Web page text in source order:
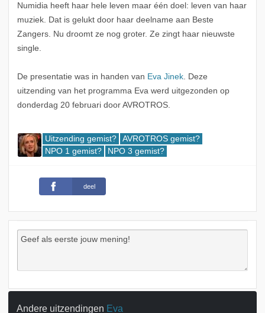
Numidia heeft haar hele leven maar één doel: leven van haar
muziek. Dat is gelukt door haar deelname aan Beste
Zangers. Nu droomt ze nog groter. Ze zingt haar nieuwste
single.
De presentatie was in handen van Eva Jinek. Deze
uitzending van het programma Eva werd uitgezonden op
donderdag 20 februari door AVROTROS.
Uitzending gemist?
AVROTROS gemist?
NPO 1 gemist?
NPO 3 gemist?
deel
Andere uitzendingen Eva